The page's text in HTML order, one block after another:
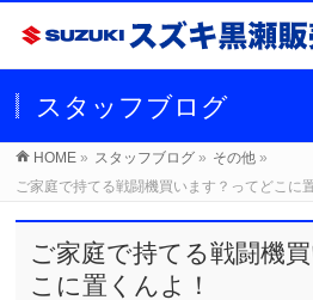
スタッフブログ
HOME » スタッフブログ » その他 »
ご家庭で持てる戦闘機買います？ってどこに
ご家庭で持てる戦闘機
こに置くんよ！